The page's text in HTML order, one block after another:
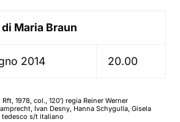
Maria Braun
2014 20.00
1978, col., 120′) regia Reiner Werner
Ivan Desny, Hanna Schygulla, Gisela
tedesco s/t italiano